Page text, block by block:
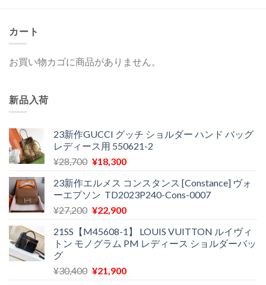
カート
お買い物カゴに商品がありません。
新品入荷
23新作GUCCI グッチ ショルダー ハンド バッグ
レディース用 550621-2
¥28,700 元
価
格
は
で
し
¥18,300現
の
価
格
¥18,300
で
23新作エルメス コンスタンス [Constance] ヴォ
ーエプソン TD2023P240-Cons-0007
¥27,200 元
価
格
¥27,200
¥22,900現
の
価
は
21SS【M45608-1】 LOUIS VUITTON ルイヴィ
トン モノグラム PM レディース ショルダーバッ
グ
¥30,400 元
¥21,900現